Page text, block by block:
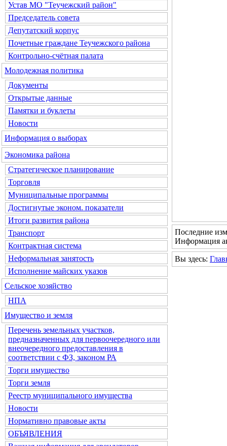
Устав МО "Теучежский район"
Председатель совета
Депутатский корпус
Почетные граждане Теучежского района
Контрольно-счётная палата
Молодежная политика
Документы
Открытые данные
Памятки и буклеты
Новости
Информация о выборах
Экономика района
Стратегическое планирование
Торговля
Муниципальные программы
Достигнутые эконом. показатели
Итоги развития района
Транспорт
Контрактная система
Неформальная занятость
Исполнение майских указов
Сельское хозяйство
НПА
Имущество и земля
Перечень земельных участков,
предназначенных для первоочередного или
внеочередного предоставления в
соответствии с ФЗ, законом РА
Торги имущество
Торги земля
Реестр муниципального имущества
Новости
Нормативно правовые акты
ОБЪЯВЛЕНИЯ
Последние
Информация
Вы здесь: